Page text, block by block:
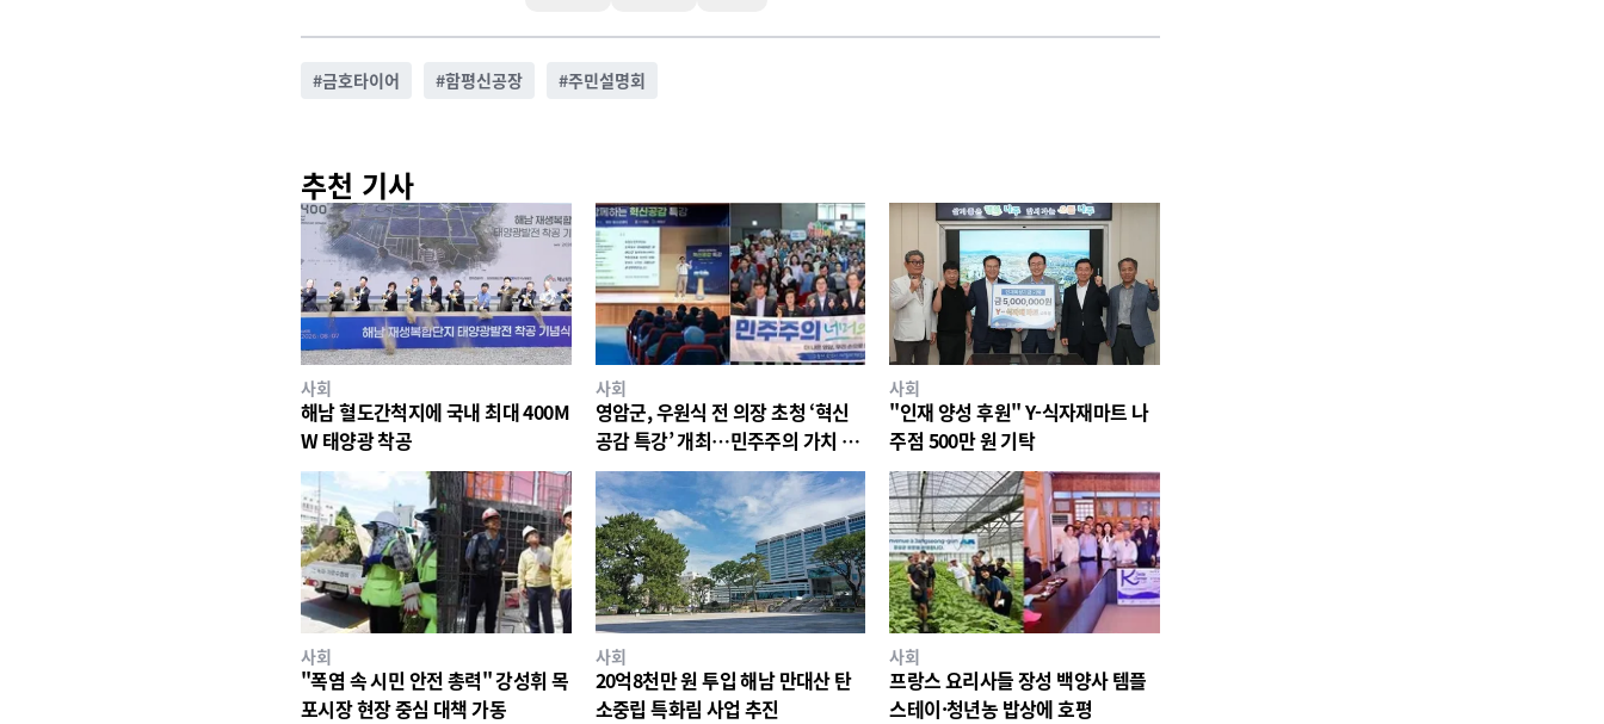
#금호타이어 #함평신공장 #주민설명회
추천 기사
사회
해남 혈도간척지에 국내 최대 400M
W 태양광 착공
사회
영암군, 우원식 전 의장 초청 ‘혁신
공감 특강’ 개최…민주주의 가치 공
유
사회
"인재 양성 후원" Y-식자재마트 나
주점 500만 원 기탁
사회
"폭염 속 시민 안전 총력" 강성휘 목
포시장 현장 중심 대책 가동
사회
20억8천만 원 투입 해남 만대산 탄
소중립 특화림 사업 추진
사회
프랑스 요리사들 장성 백양사 템플
스테이·청년농 밥상에 호평